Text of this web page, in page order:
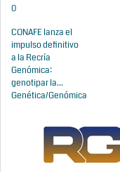
0
CONAFE lanza el
impulso definitivo
a la Recría
Genómica:
genotipar la...
Genética/Genómica